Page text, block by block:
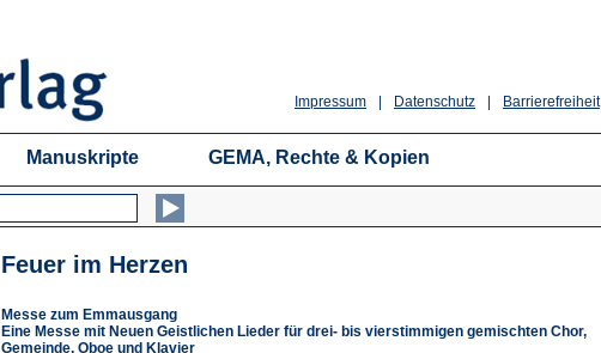
Barrierefreiheit
Datenschutz
Impressum
Manuskripte GEMA, Rechte & Kopien
Feuer im Herzen
Messe zum Emmausgang
Eine Messe mit Neuen Geistlichen Lieder für drei- bis vierstimmigen gemischten Chor,
Gemeinde, Oboe und Klavier